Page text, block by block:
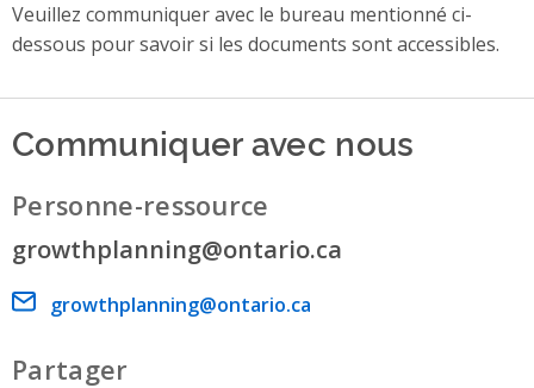
Veuillez communiquer avec le bureau mentionné ci-
dessous pour savoir si les documents sont accessibles.
Communiquer avec nous
Personne-ressource
growthplanning@ontario.ca
Email address
growthplanning@ontario.ca
Partager